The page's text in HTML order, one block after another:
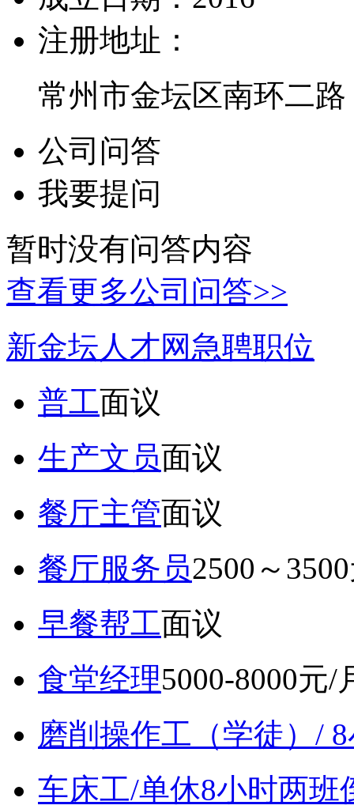
注册地址：
常州市金坛区南环二
公司问答
我要提问
暂时没有问答内容
查看更多公司问答>>
新金坛人才网急聘职位
普工面议
生产文员面议
餐厅主管面议
餐厅服务员2500～
早餐帮工面议
食堂经理5000-8000元/
磨削操作工（学徒）/
车床工/单休8小时两班